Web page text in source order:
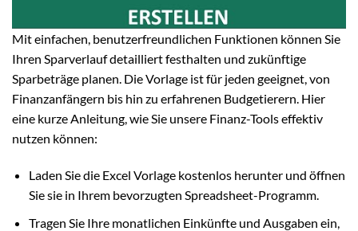
Mit einfachen, benutzerfreundlichen Funktionen können Sie
Ihren Sparverlauf detailliert festhalten und zukünftige
Sparbeträge planen. Die Vorlage ist für jeden geeignet, von
Finanzanfängern bis hin zu erfahrenen Budgetierern. Hier
eine kurze Anleitung, wie Sie unsere Finanz-Tools effektiv
nutzen können:
Laden Sie die Excel Vorlage kostenlos herunter und öffnen
Sie sie in Ihrem bevorzugten Spreadsheet-Programm.
Tragen Sie Ihre monatlichen Einkünfte und Ausgaben ein,